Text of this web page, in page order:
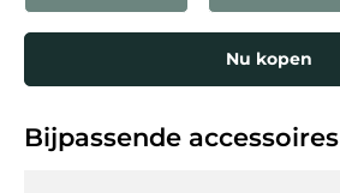
Nu kopen
Bijpassende accessoires